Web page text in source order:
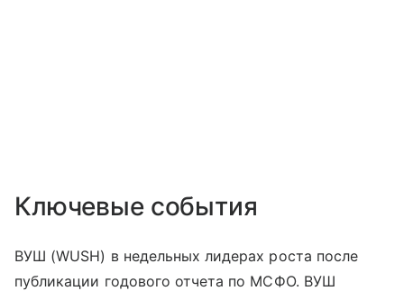
Ключевые события
ВУШ (WUSH) в недельных лидерах роста после
публикации годового отчета по МСФО. ВУШ